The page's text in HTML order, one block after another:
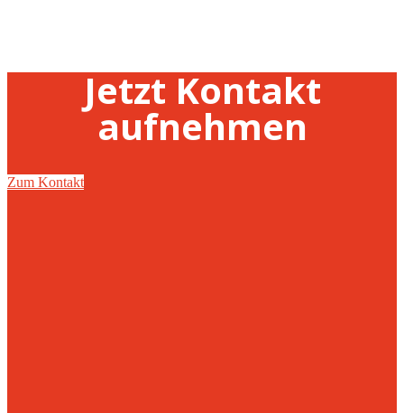
Jetzt Kontakt
aufnehmen
Zum Kontakt